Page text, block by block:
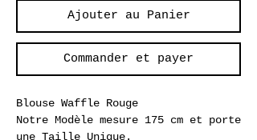
Ajouter au Panier
Commander et payer
Blouse Waffle Rouge
Notre Modèle mesure 175 cm et porte
une Taille Unique.